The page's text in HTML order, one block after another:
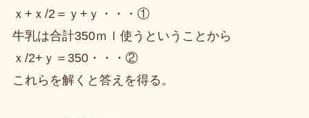
ｘ+ｘ/2＝ｙ+ｙ・・・①
牛乳は合計350ｍｌ使うということから
ｘ/2+ｙ＝350・・・②
これらを解くと答えを得る。